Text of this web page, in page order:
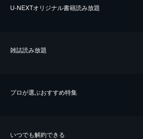
U-NEXTオリジナル書籍読み放題
雑誌読み放題
プロが選ぶおすすめ特集
いつでも解約できる